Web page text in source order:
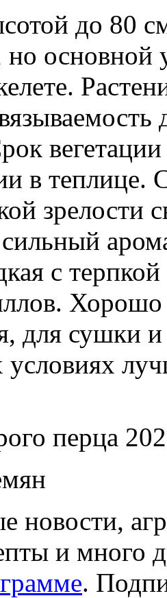
до 80
но
в теплице.
зрелости
с
Хорошо
для сушки
перца
новости,
и много
.